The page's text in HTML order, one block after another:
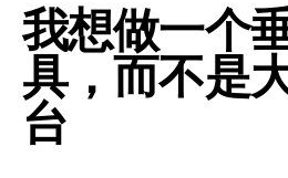
我想做一个
具，而不是
台